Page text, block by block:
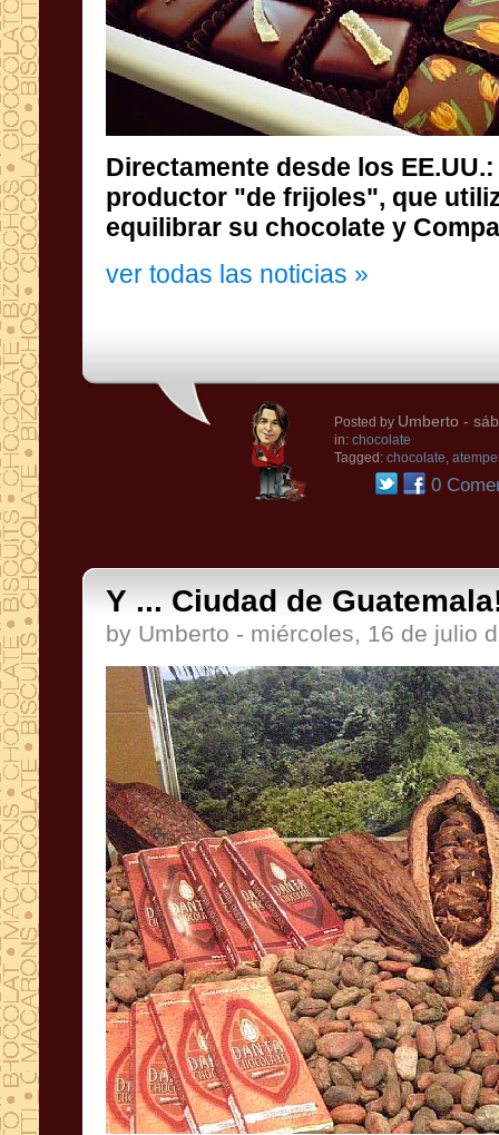
Directamente desde los EE.UU.:
productor "de frijoles", que
equilibrar su chocolate y
ver todas las noticias »
Posted by Umberto -
in: chocolate
Tagged: chocolate,
0
Y ... Ciudad de
by Umberto - miércoles, 16 de julio